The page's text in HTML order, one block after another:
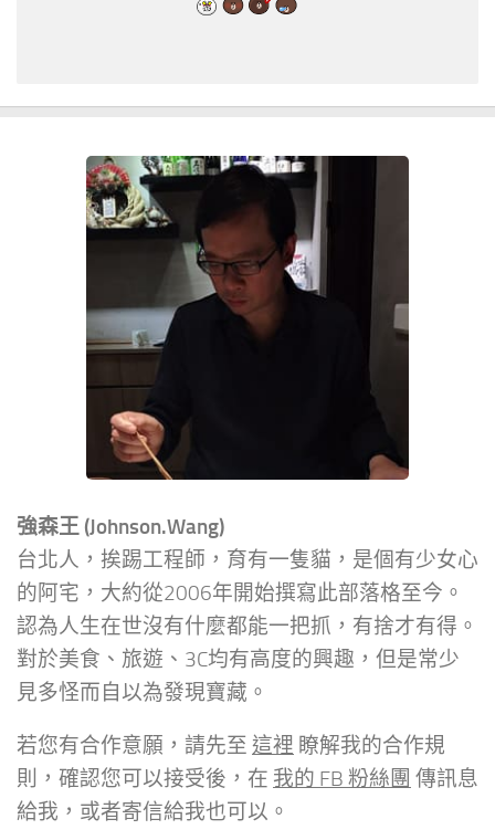
強森王 (Johnson.Wang)
台北人，挨踢工程師，育有一隻貓，是個有少女心
的阿宅，大約從2006年開始撰寫此部落格至今。
認為人生在世沒有什麼都能一把抓，有捨才有得。
對於美食、旅遊、3C均有高度的興趣，但是常少
見多怪而自以為發現寶藏。
若您有合作意願，請先至 這裡 瞭解我的合作規
則，確認您可以接受後，在 我的 FB 粉絲團 傳訊息
給我，或者寄信給我也可以。